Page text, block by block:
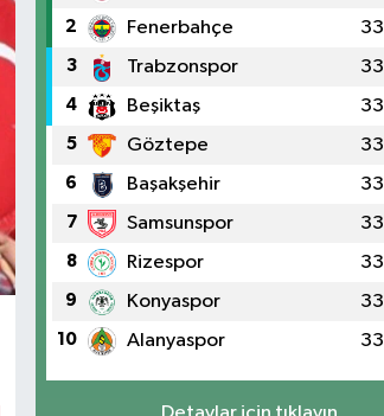
2 Fenerbahçe 33
3 Trabzonspor 33
4 Beşiktaş 33
5 Göztepe 33
6 Başakşehir 33
7 Samsunspor 33
8 Rizespor 33
9 Konyaspor 33
10 Alanyaspor 33